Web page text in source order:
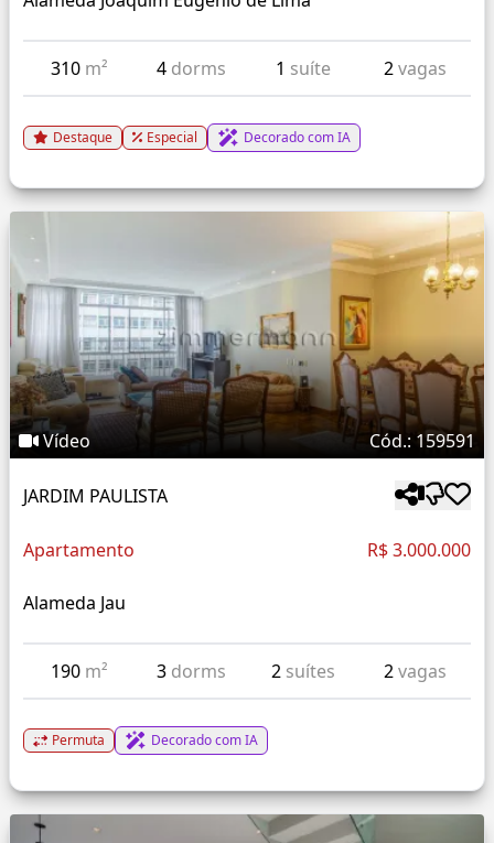
310 m² 4 dorms 1 suíte 2vagas
Destaque Especial Decorado com IA
Vídeo Cód.: 159591
JARDIM PAULISTA
Apartamento R$ 3.000.000
Alameda Jau
190 m² 3 dorms 2 suítes 2vagas
Permuta Decorado com IA